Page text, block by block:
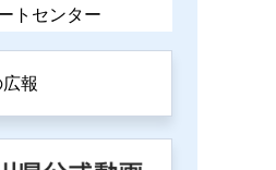
トセンター
報